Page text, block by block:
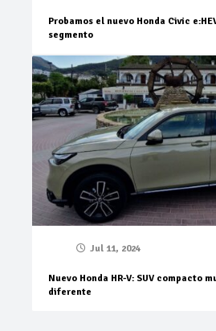
Probamos el nuevo Honda Civic
segmento
Jul 11, 2024
Nuevo Honda HR-V: SUV compacto
diferente